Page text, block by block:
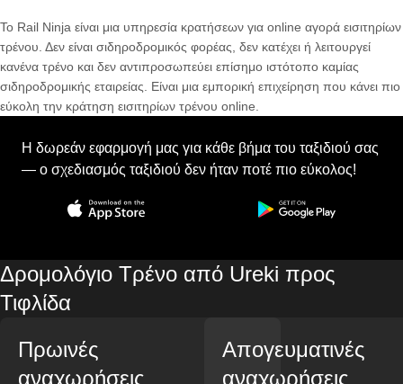
Το Rail Ninja είναι μια υπηρεσία κρατήσεων για online αγορά εισιτηρίων
τρένου. Δεν είναι σιδηροδρομικός φορέας, δεν κατέχει ή λειτουργεί
κανένα τρένο και δεν αντιπροσωπεύει επίσημο ιστότοπο καμίας
σιδηροδρομικής εταιρείας. Είναι μια εμπορική επιχείρηση που κάνει πιο
εύκολη την κράτηση εισιτηρίων τρένου online.
Η δωρεάν εφαρμογή μας για κάθε βήμα του ταξιδιού σας
— ο σχεδιασμός ταξιδιού δεν ήταν ποτέ πιο εύκολος!
Δρομολόγιο Τρένο από Ureki προς
Τιφλίδα
Πρωινές
αναχωρήσεις
Απογευματινές
αναχωρήσεις